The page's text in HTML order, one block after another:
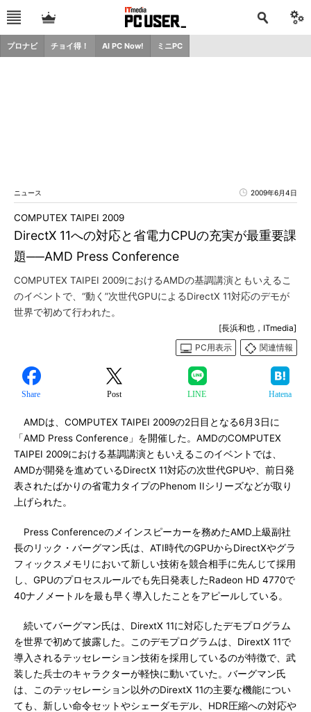
プロナビ チョイ得！ AI PC Now! ミニPC
ニュース 2009年6月4日
DirectX 11への対応と省電力CPUの充実が最重要課
題──AMD Press Conference
COMPUTEX TAIPEI 2009
COMPUTEX TAIPEI 2009におけるAMDの基調講演ともいえるこ
のイベントで、“動く”次世代GPUによるDirectX 11対応のデモが
世界で初めて行われた。
[長浜和也，ITmedia]
PC用表示
関連情報
Share Post LINE Hatena
AMDは、COMPUTEX TAIPEI 2009の2日目となる6月3日に
「AMD Press Conference」を開催した。AMDのCOMPUTEX
TAIPEI 2009における基調講演ともいえるこのイベントでは、
AMDが開発を進めているDirectX 11対応の次世代GPUや、前日発
表されたばかりの省電力タイプのPhenom IIシリーズなどが取り
上げられた。
Press Conferenceのメインスピーカーを務めたAMD上級副社
長のリック・バーグマン氏は、ATI時代のGPUからDirectXやグラ
フィックスメモリにおいて新しい技術を競合相手に先んじて採用
し、GPUのプロセスルールでも先日発表したRadeon HD 4770で
40ナノメートルを最も早く導入したことをアピールしている。
続いてバーグマン氏は、DirextX 11に対応したデモプログラム
を世界で初めて披露した。このデモプログラムは、DirextX 11で
導入されるテッセレーション技術を採用しているのが特徴で、武
装した兵士のキャラクターが軽快に動いていた。バーグマン氏
は、このテッセレーション以外のDirextX 11の主要な機能につい
ても、新しい命令セットやシェーダモデル、HDR圧縮への対応や